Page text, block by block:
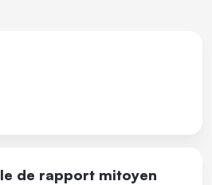
de rapport mitoyen